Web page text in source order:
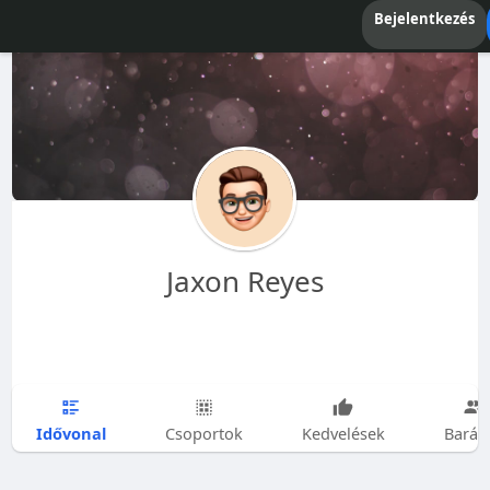
Bejelentkezés
Jaxon Reyes
Idővonal Csoportok Kedvelések